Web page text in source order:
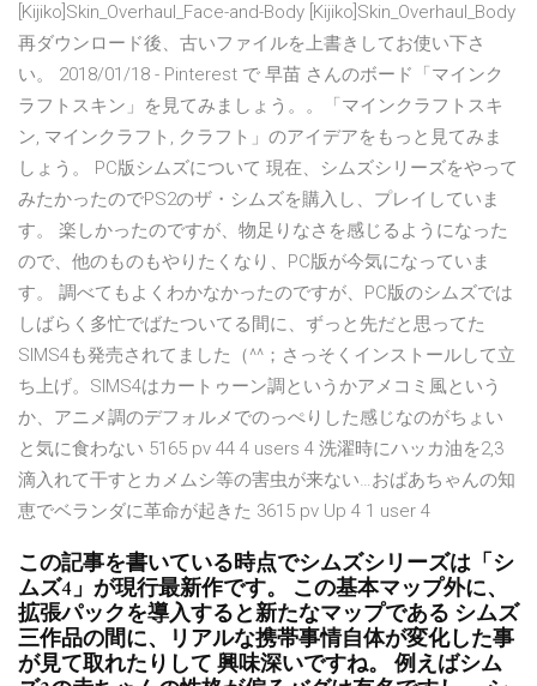
[Kijiko]Skin_Overhaul_Face-and-Body [Kijiko]Skin_Overhaul_Body
再ダウンロード後、古いファイルを上書きしてお使い下さ
い。 2018/01/18 - Pinterest で 早苗 さんのボード「マインク
ラフトスキン」を見てみましょう。。「マインクラフトスキ
ン, マインクラフト, クラフト」のアイデアをもっと見てみま
しょう。 PC版シムズについて 現在、シムズシリーズをやって
みたかったのでPS2のザ・シムズを購入し、プレイしていま
す。 楽しかったのですが、物足りなさを感じるようになった
ので、他のものもやりたくなり、PC版が今気になっていま
す。 調べてもよくわかなかったのですが、PC版のシムズでは
しばらく多忙でばたついてる間に、ずっと先だと思ってた
SIMS4も発売されてました（^^；さっそくインストールして立
ち上げ。SIMS4はカートゥーン調というかアメコミ風という
か、アニメ調のデフォルメでのっぺりした感じなのがちょい
と気に食わない 5165 pv 44 4 users 4 洗濯時にハッカ油を2,3
滴入れて干すとカメムシ等の害虫が来ない…おばあちゃんの知
恵でベランダに革命が起きた 3615 pv Up 4 1 user 4
この記事を書いている時点でシムズシリーズは「シ
ムズ4」が現行最新作です。 この基本マップ外に、
拡張パックを導入すると新たなマップである シムズ
三作品の間に、リアルな携帯事情自体が変化した事
が見て取れたりして 興味深いですね。 例えばシム